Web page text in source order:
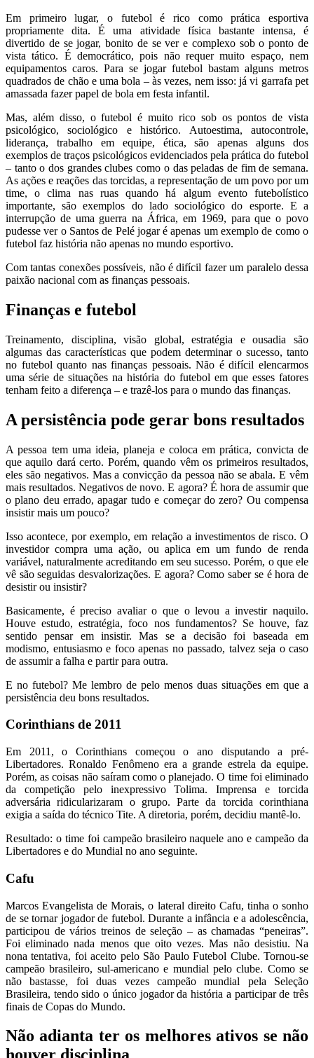
Em primeiro lugar, o futebol é rico como prática esportiva
propriamente dita. É uma atividade física bastante intensa, é
divertido de se jogar, bonito de se ver e complexo sob o ponto de
vista tático. É democrático, pois não requer muito espaço, nem
equipamentos caros. Para se jogar futebol bastam alguns metros
quadrados de chão e uma bola – às vezes, nem isso: já vi garrafa pet
amassada fazer papel de bola em festa infantil.
Mas, além disso, o futebol é muito rico sob os pontos de vista
psicológico, sociológico e histórico. Autoestima, autocontrole,
liderança, trabalho em equipe, ética, são apenas alguns dos
exemplos de traços psicológicos evidenciados pela prática do futebol
– tanto o dos grandes clubes como o das peladas de fim de semana.
As ações e reações das torcidas, a representação de um povo por um
time, o clima nas ruas quando há algum evento futebolístico
importante, são exemplos do lado sociológico do esporte. E a
interrupção de uma guerra na África, em 1969, para que o povo
pudesse ver o Santos de Pelé jogar é apenas um exemplo de como o
futebol faz história não apenas no mundo esportivo.
Com tantas conexões possíveis, não é difícil fazer um paralelo dessa
paixão nacional com as finanças pessoais.
Finanças e futebol
Treinamento, disciplina, visão global, estratégia e ousadia são
algumas das características que podem determinar o sucesso, tanto
no futebol quanto nas finanças pessoais. Não é difícil elencarmos
uma série de situações na história do futebol em que esses fatores
tenham feito a diferença – e trazê-los para o mundo das finanças.
A persistência pode gerar bons resultados
A pessoa tem uma ideia, planeja e coloca em prática, convicta de
que aquilo dará certo. Porém, quando vêm os primeiros resultados,
eles são negativos. Mas a convicção da pessoa não se abala. E vêm
mais resultados. Negativos de novo. E agora? É hora de assumir que
o plano deu errado, apagar tudo e começar do zero? Ou compensa
insistir mais um pouco?
Isso acontece, por exemplo, em relação a investimentos de risco. O
investidor compra uma ação, ou aplica em um fundo de renda
variável, naturalmente acreditando em seu sucesso. Porém, o que ele
vê são seguidas desvalorizações. E agora? Como saber se é hora de
desistir ou insistir?
Basicamente, é preciso avaliar o que o levou a investir naquilo.
Houve estudo, estratégia, foco nos fundamentos? Se houve, faz
sentido pensar em insistir. Mas se a decisão foi baseada em
modismo, entusiasmo e foco apenas no passado, talvez seja o caso
de assumir a falha e partir para outra.
E no futebol? Me lembro de pelo menos duas situações em que a
persistência deu bons resultados.
Corinthians de 2011
Em 2011, o Corinthians começou o ano disputando a pré-
Libertadores. Ronaldo Fenômeno era a grande estrela da equipe.
Porém, as coisas não saíram como o planejado. O time foi eliminado
da competição pelo inexpressivo Tolima. Imprensa e torcida
adversária ridicularizaram o grupo. Parte da torcida corinthiana
exigia a saída do técnico Tite. A diretoria, porém, decidiu mantê-lo.
Resultado: o time foi campeão brasileiro naquele ano e campeão da
Libertadores e do Mundial no ano seguinte.
Cafu
Marcos Evangelista de Morais, o lateral direito Cafu, tinha o sonho
de se tornar jogador de futebol. Durante a infância e a adolescência,
participou de vários treinos de seleção – as chamadas “peneiras”.
Foi eliminado nada menos que oito vezes. Mas não desistiu. Na
nona tentativa, foi aceito pelo São Paulo Futebol Clube. Tornou-se
campeão brasileiro, sul-americano e mundial pelo clube. Como se
não bastasse, foi duas vezes campeão mundial pela Seleção
Brasileira, tendo sido o único jogador da história a participar de três
finais de Copas do Mundo.
Não adianta ter os melhores ativos se não